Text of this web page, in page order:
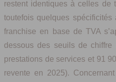
restent identiques à celles de
toutefois quelques
franchise en base de TVA
dessous des seuils de chiffre
prestations de services et 91
revente en 2025).